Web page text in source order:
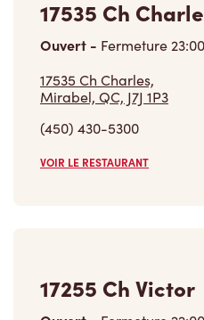
Ouvert- Fermeture23:00
17535 Ch Charles,
Mirabel, QC, J7J 1P3
(450) 430-5300
VOIR LE RESTAURANT
Ouvert- Fermeture22:00